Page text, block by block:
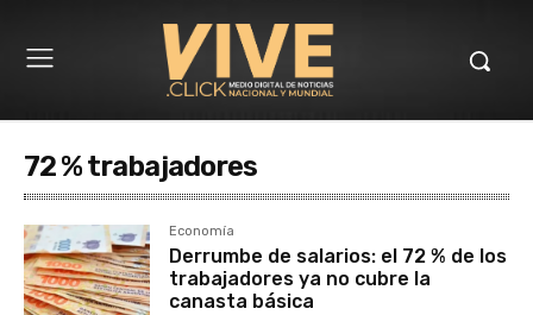
72 % trabajadores
Economía
Derrumbe de salarios: el 72 % de los
trabajadores ya no cubre la
canasta básica